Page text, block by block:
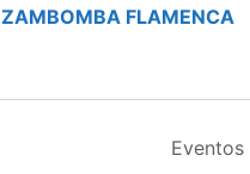
ZAMBOMBA FLAMENCA
Eventos